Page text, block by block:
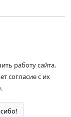
работу сайта.
согласие с их
.